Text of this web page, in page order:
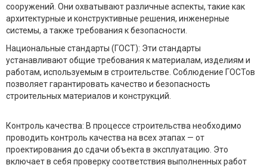
сооружений. Они охватывают различные аспекты, такие как
архитектурные и конструктивные решения, инженерные
системы, а также требования к безопасности.
Национальные стандарты (ГОСТ): Эти стандарты
устанавливают общие требования к материалам, изделиям и
работам, используемым в строительстве. Соблюдение ГОСТов
позволяет гарантировать качество и безопасность
строительных материалов и конструкций.
Контроль качества: В процессе строительства необходимо
проводить контроль качества на всех этапах — от
проектирования до сдачи объекта в эксплуатацию. Это
включает в себя проверку соответствия выполненных работ